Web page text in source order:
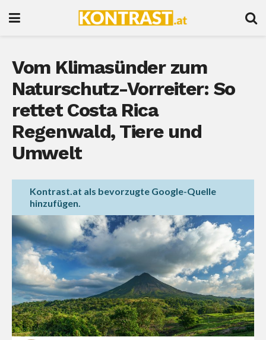
Vom Klimasünder zum
Naturschutz-Vorreiter: So
rettet Costa Rica
Regenwald, Tiere und
Umwelt
Kontrast.at als bevorzugte Google-Quelle
hinzufügen.